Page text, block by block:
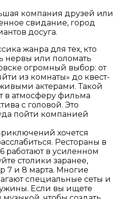
компания друзей или
свидание, город
досуга.
жанра для тех, кто
нервы или поломать
огромный выбор: от
из комнаты» до квест-
актерами. Такой
в атмосферу фильма
с головой. Это
пойти компанией
хочется
Рестораны в
работают в усиленном
столики заранее,
7 и 8 марта. Многие
специальные сеты и
Если вы ищете